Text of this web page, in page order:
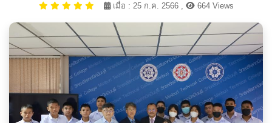
เมื่อ : 25 ก.ค. 2566 , 664 Views